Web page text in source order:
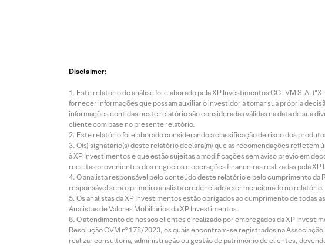
Disclaimer:
Este relatório de análise foi elaborado pela XP Investimentos CCTVM S.A.
fornecer informações que possam auxiliar o investidor a tomar sua própria
informações contidas neste relatório são consideradas válidas na data de sua
cliente com base no presente relatório.
Este relatório foi elaborado considerando a classificação de risco dos
O(s) signatário(s) deste relatório declara(m) que as recomendações refletem
à XP Investimentos e que estão sujeitas a modificações sem aviso prévio em
receitas provenientes dos negócios e operações financeiras realizadas pela XP
O analista responsável pelo conteúdo deste relatório e pelo cumprimento da
responsável será o primeiro analista credenciado a ser mencionado no relatório.
Os analistas da XP Investimentos estão obrigados ao cumprimento de todas
Analistas de Valores Mobiliários da XP Investimentos.
O atendimento de nossos clientes é realizado por empregados da XP
Resolução CVM nº 178/2023, os quais encontram-se registrados na
realizar consultoria, administração ou gestão de patrimônio de clientes,